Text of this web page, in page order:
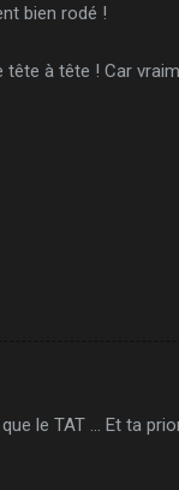
bien rodé !
à tête ! Car
le TAT ... Et ta